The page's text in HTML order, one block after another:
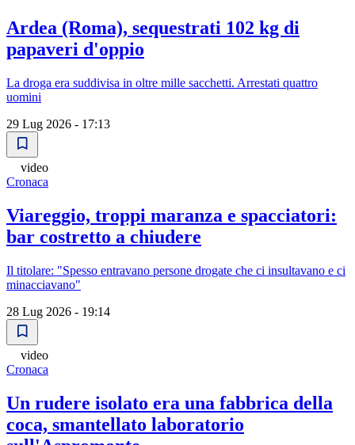
Ardea (Roma), sequestrati 102 kg di
papaveri d'oppio
La droga era suddivisa in oltre mille sacchetti. Arrestati quattro
uomini
29 Lug 2026 - 17:13
video
Cronaca
Viareggio, troppi maranza e spacciatori:
bar costretto a chiudere
Il titolare: "Spesso entravano persone drogate che ci insultavano e ci
minacciavano"
28 Lug 2026 - 19:14
video
Cronaca
Un rudere isolato era una fabbrica della
coca, smantellato laboratorio